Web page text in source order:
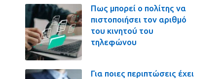
Πως μπορεί ο πολίτης να
πιστοποιήσει τον αριθμό
του κινητού του
τηλεφώνου
Για ποιες περιπτώσεις έχει